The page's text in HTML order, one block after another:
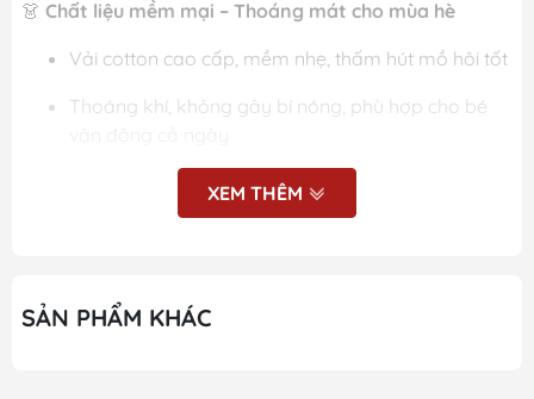
👗 Chất liệu mềm mại – Thoáng mát cho mùa hè
Vải cotton cao cấp, mềm nhẹ, thấm hút mồ hôi tốt
Thoáng khí, không gây bí nóng, phù hợp cho bé
An toàn cho làn da nhạy cảm của trẻ nhỏ
Cổ bẻ + hàng cúc trước tạo điểm nhấn thanh lịch
XEM THÊM
SẢN PHẨM KHÁC